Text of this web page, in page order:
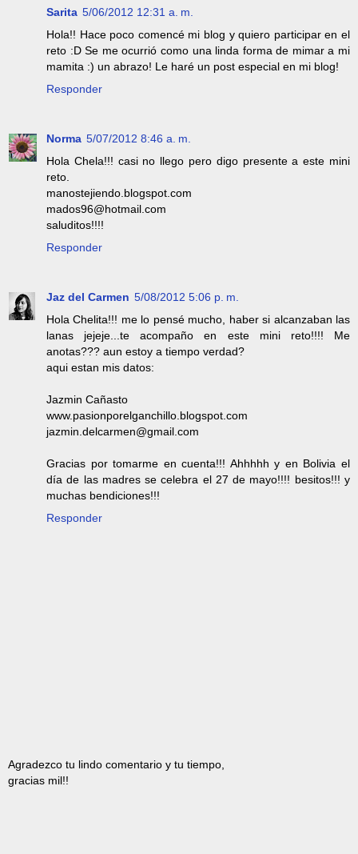
Sarita 5/06/2012 12:31 a. m.
Hola!! Hace poco comencé mi blog y quiero participar en el
reto :D Se me ocurrió como una linda forma de mimar a mi
mamita :) un abrazo! Le haré un post especial en mi blog!
Responder
Norma 5/07/2012 8:46 a. m.
Hola Chela!!! casi no llego pero digo presente a este mini
reto.
manostejiendo.blogspot.com
mados96@hotmail.com
saluditos!!!!
Responder
Jaz del Carmen 5/08/2012 5:06 p. m.
Hola Chelita!!! me lo pensé mucho, haber si alcanzaban las
lanas jejeje...te acompaño en este mini reto!!!! Me
anotas??? aun estoy a tiempo verdad?
aqui estan mis datos:
Jazmin Cañasto
www.pasionporelganchillo.blogspot.com
jazmin.delcarmen@gmail.com
Gracias por tomarme en cuenta!!! Ahhhhh y en Bolivia el
día de las madres se celebra el 27 de mayo!!!! besitos!!! y
muchas bendiciones!!!
Responder
Agradezco tu lindo comentario y tu tiempo,
gracias mil!!